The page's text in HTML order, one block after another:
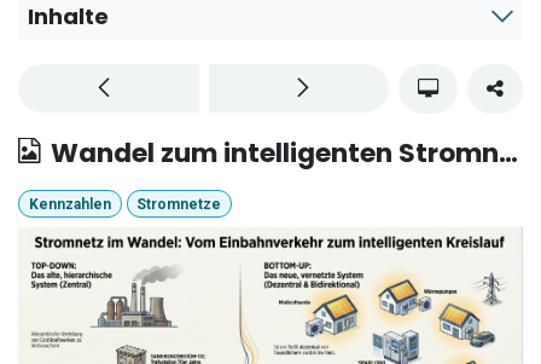
Inhalte
Wandel zum intelligenten Stromnetz.
Kennzahlen Stromnetze